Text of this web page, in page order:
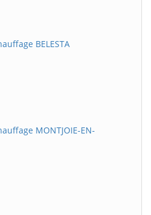
BELESTA
MONTJOIE-EN-